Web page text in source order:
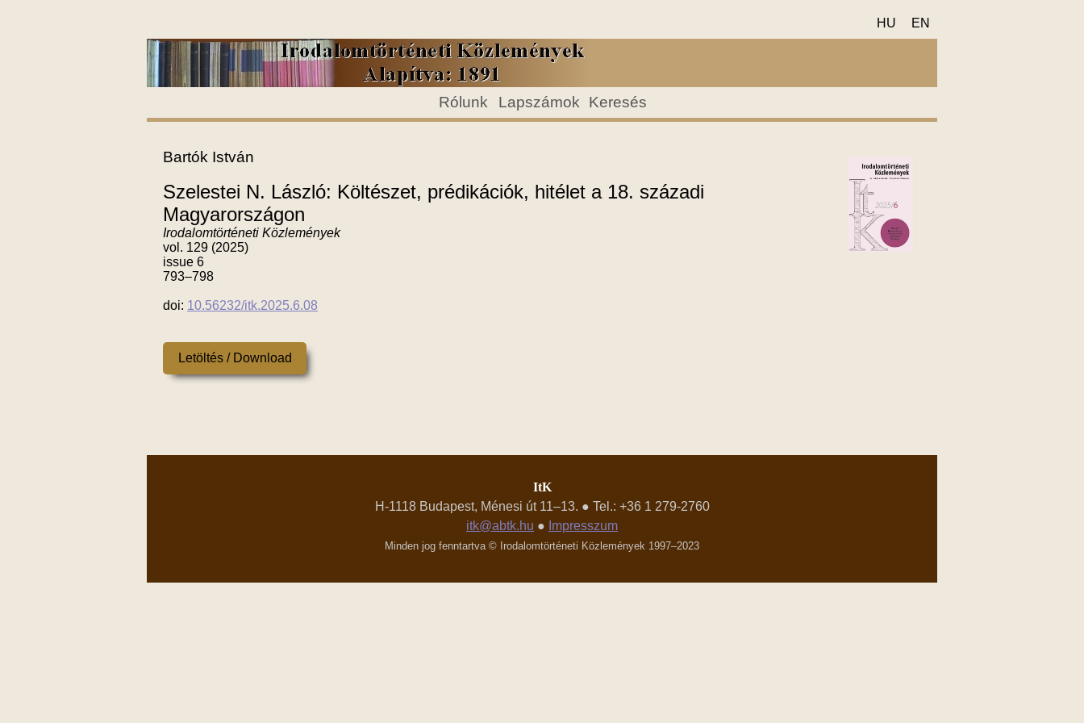
HU EN
Rólunk Lapszámok Keresés
Bartók István
Szelestei N. László: Költészet, prédikációk, hitélet a 18. századi
Magyarországon
Irodalomtörténeti Közlemények
vol. 129 (2025)
issue 6
793–798
doi: 10.56232/itk.2025.6.08
Letöltés / Download
ItK
H-1118 Budapest, Ménesi út 11–13. ● Tel.: +36 1 279-2760
itk@abtk.hu ● Impresszum
Minden jog fenntartva © Irodalomtörténeti Közlemények 1997–2023